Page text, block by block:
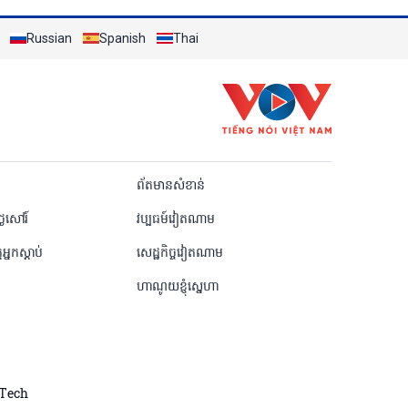
Russian Spanish Thai
ព័តមានសំខាន់
សៅរ៍
វប្បធម៍វៀតណាម
កស្តាប់
សេដ្ឋកិច្ចវៀតណាម
ហាណូយខ្ញុំស្នេហា